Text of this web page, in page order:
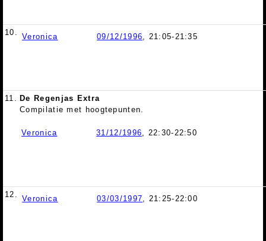
10. Veronica 09/12/1996, 21:05-21:35
11. De Regenjas Extra
Compilatie met hoogtepunten.
Veronica 31/12/1996, 22:30-22:50
12. Veronica 03/03/1997, 21:25-22:00